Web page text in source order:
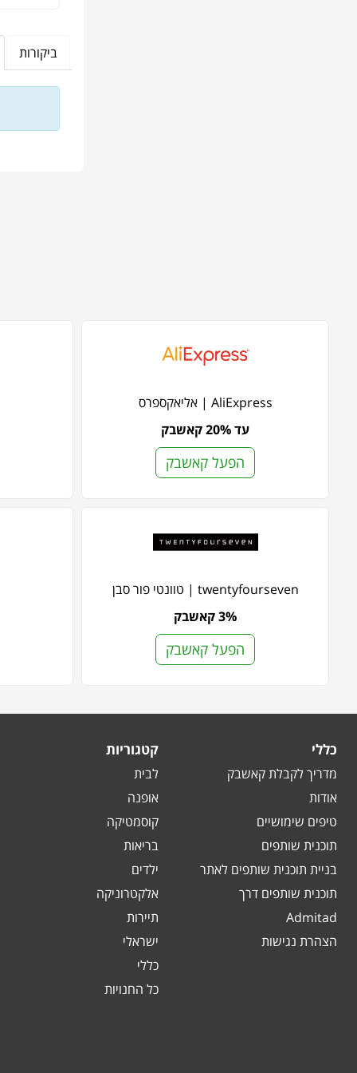
ביקורות
AliExpress | אליאקספרס
עד 20% קאשבק
הפעל קאשבק
twentyfourseven | טוונטי פור סבן
3% קאשבק
הפעל קאשבק
כללי
מדריך לקבלת קאשבק
אודות
טיפים שימושיים
תוכנית שותפים
בניית תוכנית שותפים לאתר
תוכנית שותפים דרך
Admitad
הצהרת נגישות
קטגוריות
לבית
אופנה
קוסמטיקה
בריאות
ילדים
אלקטרוניקה
תיירות
ישראלי
כללי
כל החנויות